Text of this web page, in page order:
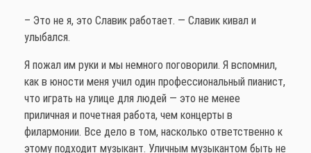
– Это не я, это Славик работает. — Славик кивал и
улыбался.
Я пожал им руки и мы немного поговорили. Я вспомнил,
как в юности меня учил один профессиональный пианист,
что играть на улице для людей — это не менее
приличная и почетная работа, чем концерты в
филармонии. Все дело в том, насколько ответственно к
этому подходит музыкант. Уличным музыкантом быть не